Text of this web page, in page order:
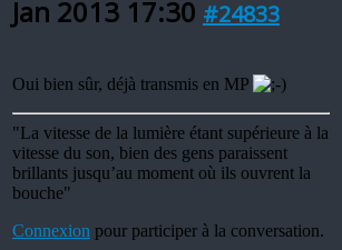
Jan 2013 17:30 #24833
Oui bien sûr, déjà transmis en MP
"La vitesse de la lumière étant supérieure à la
vitesse du son, bien des gens paraissent
brillants jusqu’au moment où ils ouvrent la
bouche"
Connexion pour participer à la conversation.